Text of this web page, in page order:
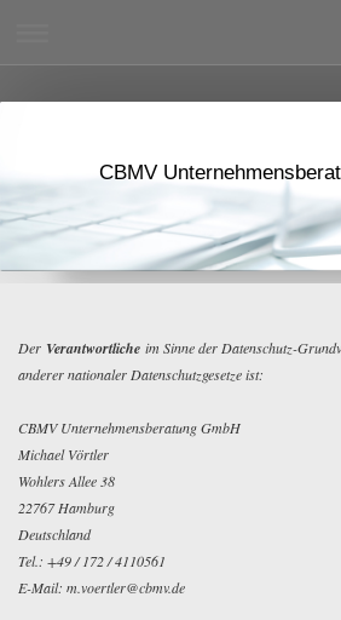
CBMV
Der Verantwortliche im Sinne der Datenschutz-
anderer nationaler Datenschutzgesetze ist:
CBMV Unternehmensberatung GmbH
Michael Vörtler
Wohlers Allee 38
22767 Hamburg
Deutschland
Tel.: +49 / 172 / 4110561
E-Mail: m.voertler@cbmv.de